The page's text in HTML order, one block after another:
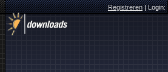
Registreren|Login: